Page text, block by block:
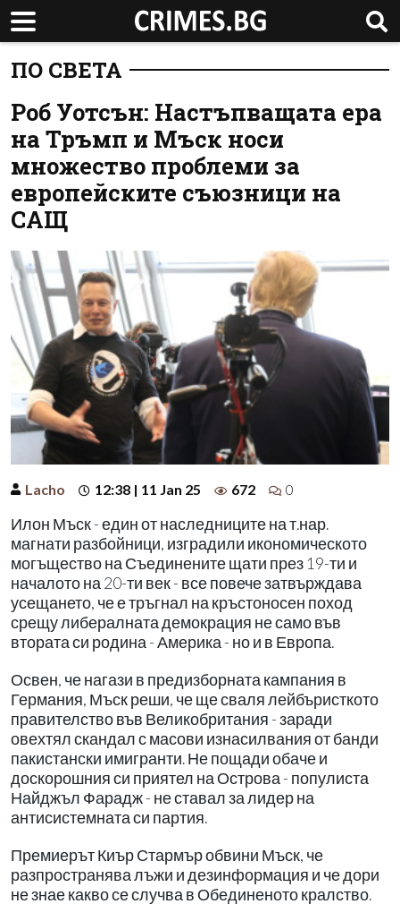
ПО СВЕТА
Роб Уотсън: Настъпващата ера
на Тръмп и Мъск носи
множество проблеми за
европейските съюзници на
САЩ
Lacho 12:38 | 11 Jan 25 672 0
Илон Мъск - един от наследниците на т.нар.
магнати разбойници, изградили икономическото
могъщество на Съединените щати през 19-ти и
началото на 20-ти век - все повече затвърждава
усещането, че е тръгнал на кръстоносен поход
срещу либералната демокрация не само във
втората си родина - Америка - но и в Европа.
Освен, че нагази в предизборната кампания в
Германия, Мъск реши, че ще сваля лейбъристкото
правителство във Великобритания - заради
овехтял скандал с масови изнасилвания от банди
пакистански имигранти. Не пощади обаче и
доскорошния си приятел на Острова - популиста
Найджъл Фарадж - не ставал за лидер на
антисистемната си партия.
Премиерът Киър Стармър обвини Мъск, че
разпространява лъжи и дезинформация и че дори
не знае какво се случва в Обединеното кралство.